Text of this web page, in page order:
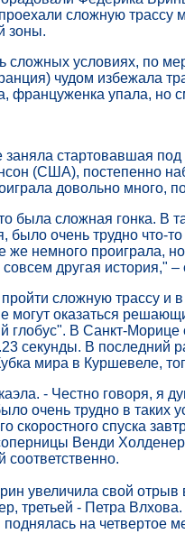
сложную трассу
зоны.
условиях, по
чудом избежала
француженка упала, но
заняла стартовавшая
(США), постепенно
довольно много,
была сложная гонка. В
было очень трудно что-то
же немного проиграла,
другая история," –
сложную трассу и в
могут оказаться
глобус". В Санкт-
секунды. В последний
мира в Куршевеле,
- Честно говоря, я
очень трудно в
скоростного спуска
Венди
соответственно.
увеличила свой отрыв
третьей - Петра
на четвертое